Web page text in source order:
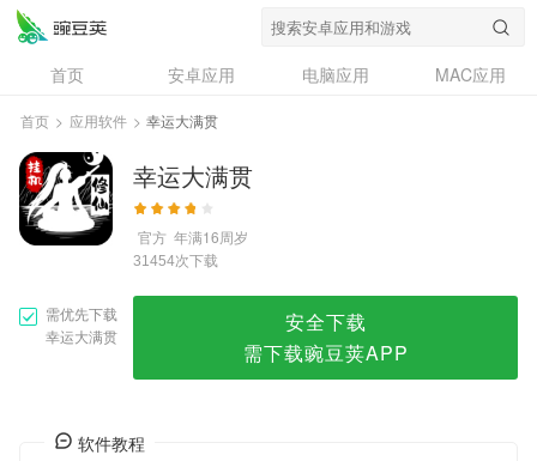
首页 安卓应用 电脑应用
MAC应用
资讯
专题
问答
首页 > 应用软件 > 幸运大满贯
幸运大满贯
官方 年满16周岁
31454次下载
需优先下载
幸运大满贯
安全下载
需下载豌豆荚APP
软件教程